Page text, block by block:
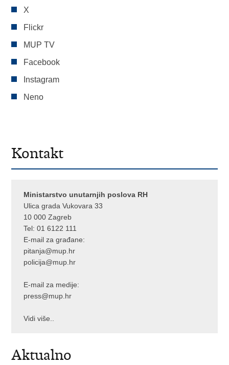
X
Flickr
MUP TV
Facebook
Instagram
Neno
Kontakt
Ministarstvo unutarnjih poslova RH
Ulica grada Vukovara 33
10 000 Zagreb
Tel:01 6122 111
E-mail za građane:
pitanja@mup.hr
policija@mup.hr
E-mail za medije:
press@mup.hr
Vidi više..
Aktualno